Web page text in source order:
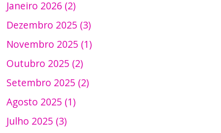
Janeiro 2026 (2)
Dezembro 2025 (3)
Novembro 2025 (1)
Outubro 2025 (2)
Setembro 2025 (2)
Agosto 2025 (1)
Julho 2025 (3)